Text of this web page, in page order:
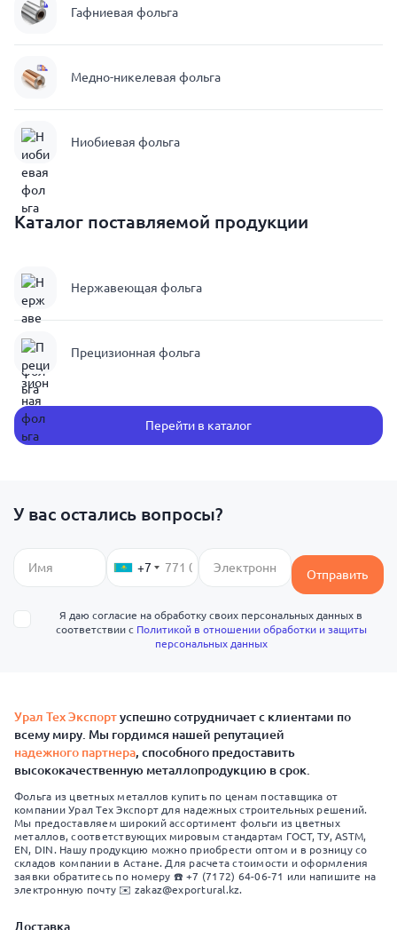
Гафниевая фольга
Медно-никелевая фольга
Ниобиевая фольга
Каталог поставляемой продукции
Нержавеющая фольга
Прецизионная фольга
Перейти в каталог
У вас остались вопросы?
+7 Отправить
Я даю согласие на обработку своих персональных данных в
соответствии с Политикой в отношении обработки и защиты
персональных данных
Урал Тех Экспортуспешно сотрудничает с клиентами по
всему миру. Мы гордимся нашей репутацией
надежного партнера, способного предоставить
высококачественную металлопродукцию в срок.
Фольга из цветных металлов купить по ценам поставщика от
компании Урал Тех Экспорт для надежных строительных решений.
Мы предоставляем широкий ассортимент фольги из цветных
металлов, соответствующих мировым стандартам ГОСТ, ТУ, ASTM,
EN, DIN. Нашу продукцию можно приобрести оптом и в розницу со
складов компании в Астане. Для расчета стоимости и оформления
заявки обратитесь по номеру ☎️ +7 (7172) 64-06-71 или напишите на
электронную почту ✉️ zakaz@exportural.kz.
Доставка